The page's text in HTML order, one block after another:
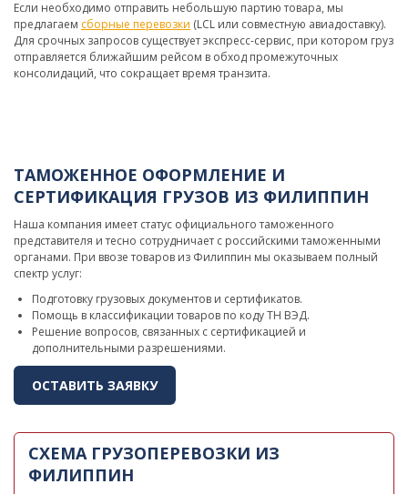
Если необходимо отправить небольшую партию товара, мы
предлагаем сборные перевозки (LCL или совместную авиадоставку).
Для срочных запросов существует экспресс-сервис, при котором груз
отправляется ближайшим рейсом в обход промежуточных
консолидаций, что сокращает время транзита.
ТАМОЖЕННОЕ ОФОРМЛЕНИЕ И
СЕРТИФИКАЦИЯ ГРУЗОВ ИЗ ФИЛИППИН
Наша компания имеет статус официального таможенного
представителя и тесно сотрудничает с российскими таможенными
органами. При ввозе товаров из Филиппин мы оказываем полный
спектр услуг:
Подготовку грузовых документов и сертификатов.
Помощь в классификации товаров по коду ТН ВЭД.
Решение вопросов, связанных с сертификацией и
дополнительными разрешениями.
ОСТАВИТЬ ЗАЯВКУ
СХЕМА ГРУЗОПЕРЕВОЗКИ ИЗ
ФИЛИППИН